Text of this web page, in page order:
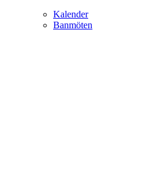
Kalender
Banmöten